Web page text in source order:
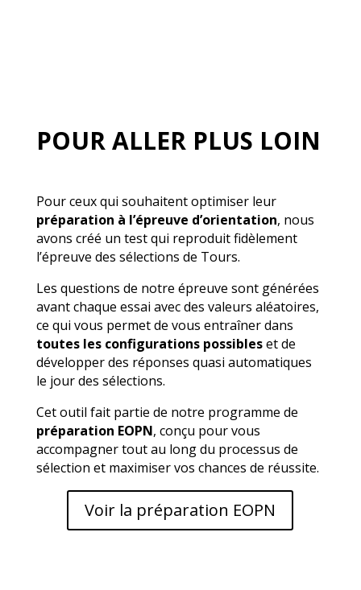
POUR ALLER PLUS LOIN
Pour ceux qui souhaitent optimiser leur
préparation à l’épreuve d’orientation, nous
avons créé un test qui reproduit fidèlement
l’épreuve des sélections de Tours.
Les questions de notre épreuve sont générées
avant chaque essai avec des valeurs aléatoires,
ce qui vous permet de vous entraîner dans
toutes les configurations possibleset de
développer des réponses quasi automatiques
le jour des sélections.
Cet outil fait partie de notre programme de
préparation EOPN, conçu pour vous
accompagner tout au long du processus de
sélection et maximiser vos chances de réussite.
Voir la préparation EOPN